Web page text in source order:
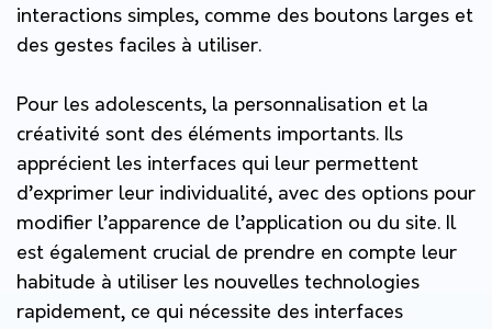
interactions simples, comme des boutons larges et
des gestes faciles à utiliser.
Pour les adolescents, la personnalisation et la
créativité sont des éléments importants. Ils
apprécient les interfaces qui leur permettent
d’exprimer leur individualité, avec des options pour
modifier l’apparence de l’application ou du site. Il
est également crucial de prendre en compte leur
habitude à utiliser les nouvelles technologies
rapidement, ce qui nécessite des interfaces